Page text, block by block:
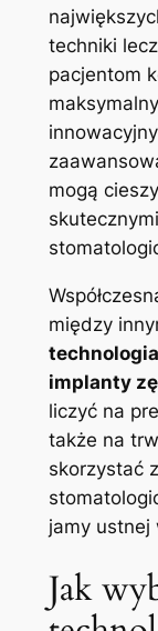
techniki⁣
pacjentom
mogą​
między
implanty
liczyć na
także⁢ na
skorzystać
jamy ustnej
Jak